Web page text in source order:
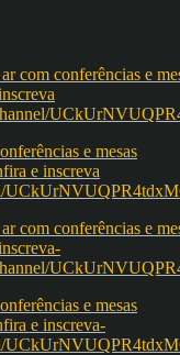
e mesas
e inscreva
e mesas
e inscreva-